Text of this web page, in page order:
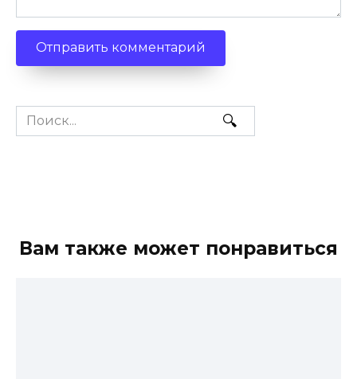
Search
for:
Вам также может понравиться